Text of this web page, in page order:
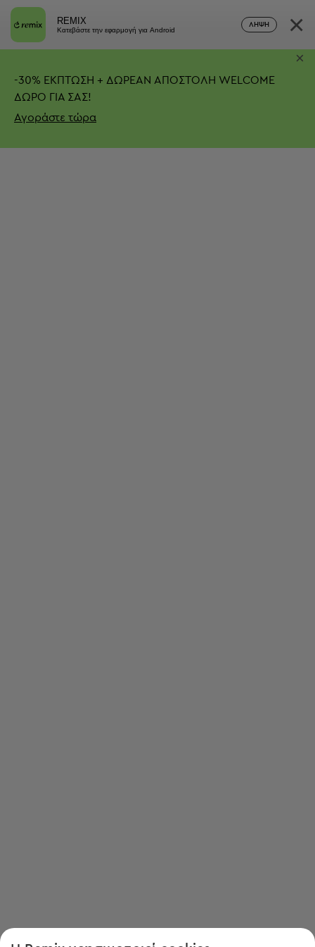
REMIX
Κατεβάστε την εφαρμογή για Android
ΛΉΨΗ ×
-30% ΕΚΠΤΩΣΗ + ΔΩΡΕΑΝ ΑΠΟΣΤΟΛΗ WELCOME
ΔΩΡΟ ΓΙΑ ΣΑΣ!
Αγοράστε τώρα
×